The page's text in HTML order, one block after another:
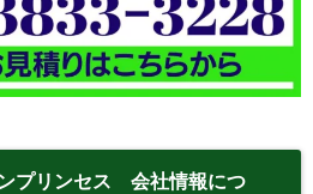
プリンセス 会社情報につ